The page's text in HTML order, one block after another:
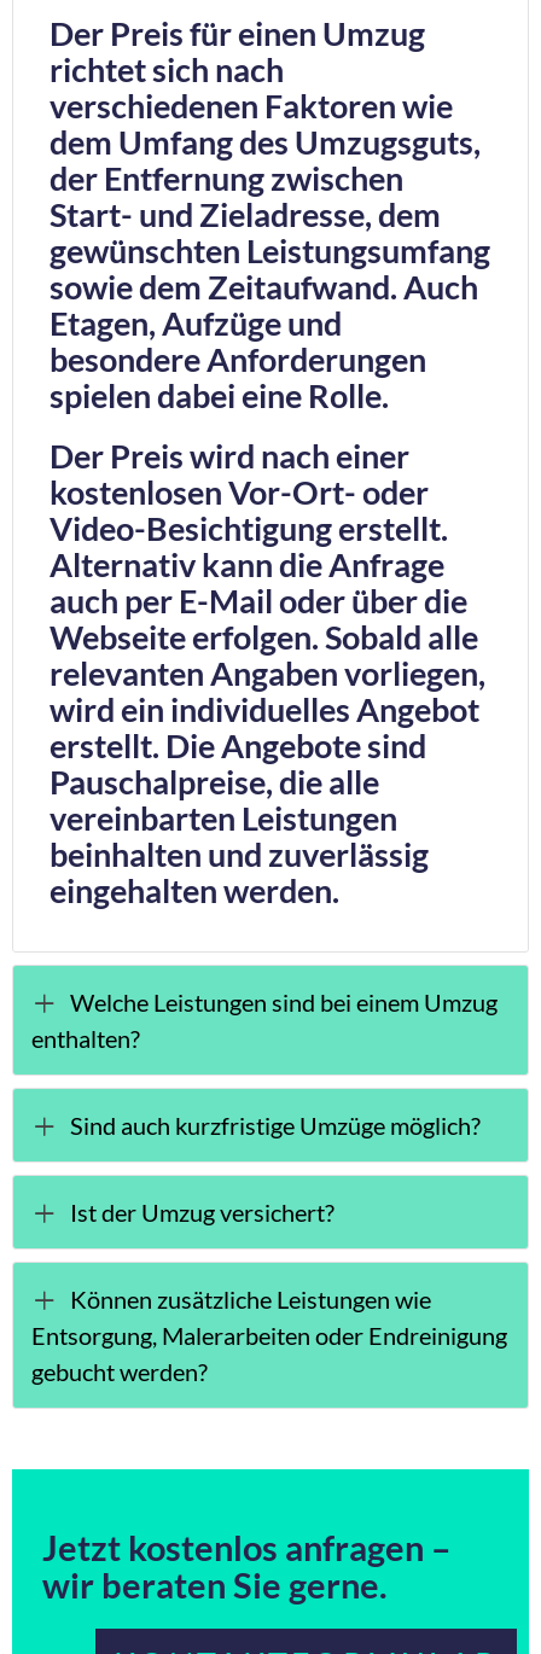
Der Preis für einen Umzug
richtet sich nach
verschiedenen Faktoren wie
dem Umfang des Umzugsguts,
der Entfernung zwischen
Start- und Zieladresse, dem
gewünschten Leistungsumfang
sowie dem Zeitaufwand. Auch
Etagen, Aufzüge und
besondere Anforderungen
spielen dabei eine Rolle.
Der Preis wird nach einer
kostenlosen Vor-Ort- oder
Video-Besichtigung erstellt.
Alternativ kann die Anfrage
auch per E-Mail oder über die
Webseite erfolgen. Sobald alle
relevanten Angaben vorliegen,
wird ein individuelles Angebot
erstellt. Die Angebote sind
Pauschalpreise, die alle
vereinbarten Leistungen
beinhalten und zuverlässig
eingehalten werden.
Welche Leistungen sind bei einem Umzug
enthalten?
Sind auch kurzfristige Umzüge möglich?
Ist der Umzug versichert?
Können zusätzliche Leistungen wie
Entsorgung, Malerarbeiten oder Endreinigung
gebucht werden?
Jetzt kostenlos anfragen –
wir beraten Sie gerne.